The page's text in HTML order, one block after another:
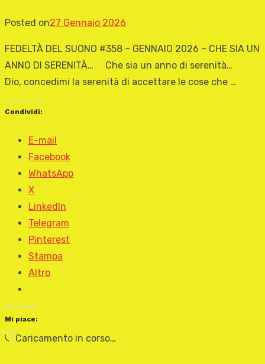
Posted on27 Gennaio 2026
FEDELTÀ DEL SUONO #358 – GENNAIO 2026 – CHE SIA UN
ANNO DI SERENITÀ… Che sia un anno di serenità…
Dio, concedimi la serenità di accettare le cose che …
Condividi:
E-mail
Facebook
WhatsApp
X
LinkedIn
Telegram
Pinterest
Stampa
Altro
Mi piace:
Caricamento in corso…